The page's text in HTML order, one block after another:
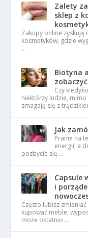
Zalety
sklep z
Zakupy online zyskują
kosmetyków, gdzie
…
Biotyna
Czy
niektórzy ludzie,
zmagają się z
Jak
Pranie na
energii, a
pozbycie się …
Capsule
i
Często lubisz
kupować meble,
może ostatnio …